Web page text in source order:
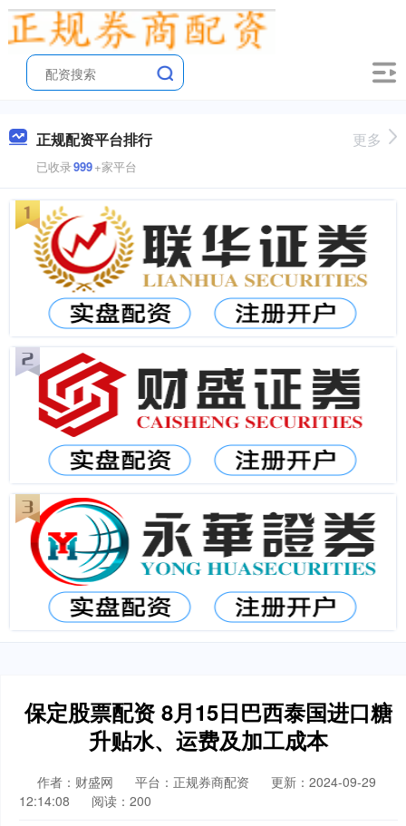
正规配资平台排行
已收录999+家平台
更多
保定股票配资 8月15日巴西泰国进口糖
升贴水、运费及加工成本
作者：财盛网 平台：正规券商配资
更新：2024-09-29
12:14:08
阅读：200